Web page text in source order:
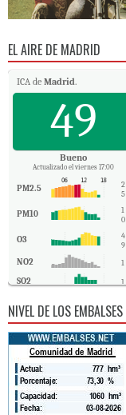
EL AIRE DE MADRID
ICA de Madrid.
49
Bueno
Actualizado el viernes 17:00
PM2.5
2
5
PM10
1
0
O3
4
9
NO2 1
SO2 1
NIVEL DE LOS EMBALSES